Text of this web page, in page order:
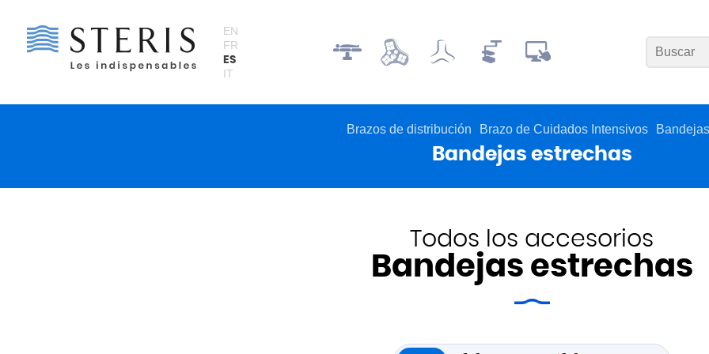
EN
FR
ES
IT
Brazos de distribución Brazo de Cuidados Intensivos Bandejas
Bandejas estrechas
Todos los accesorios
Bandejas estrechas